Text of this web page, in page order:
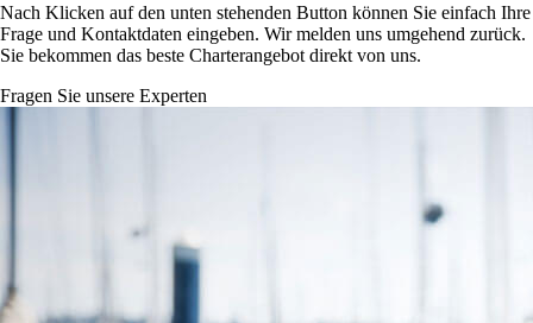
Nach Klicken auf den unten stehenden Button können Sie einfach Ihre
Frage und Kontaktdaten eingeben. Wir melden uns umgehend zurück.
Sie bekommen das beste Charterangebot direkt von uns.
Fragen Sie unsere Experten